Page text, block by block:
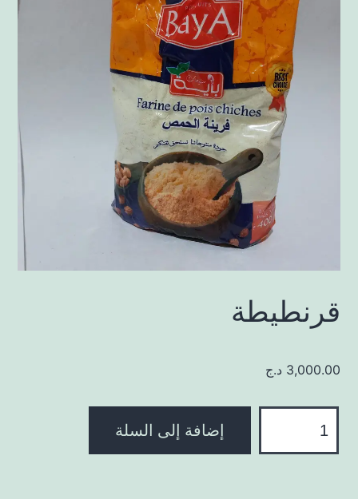
قرنطيطة
3,000.00 د.ج
قرنطيطة
إضافة إلى السلة